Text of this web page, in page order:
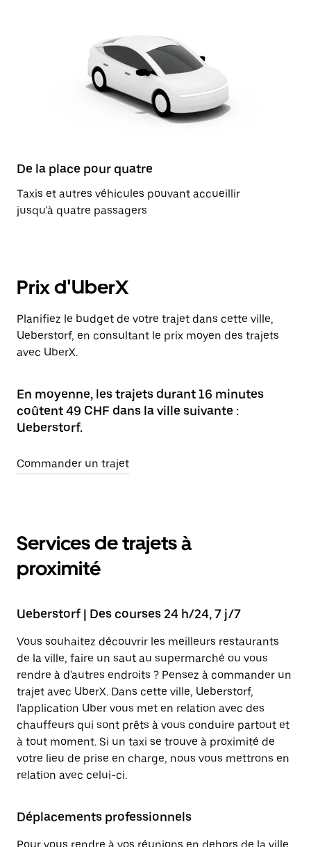
De la place pour quatre
Taxis et autres véhicules pouvant accueillir
jusqu'à quatre passagers
Prix d'UberX
Planifiez le budget de votre trajet dans cette ville,
Ueberstorf, en consultant le prix moyen des trajets
avec UberX.
En moyenne, les trajets durant 16 minutes
coûtent 49 CHF dans la ville suivante :
Ueberstorf.
Commander un trajet
Services de trajets à
proximité
Ueberstorf | Des courses 24 h/24, 7 j/7
Vous souhaitez découvrir les meilleurs restaurants
de la ville, faire un saut au supermarché ou vous
rendre à d'autres endroits ? Pensez à commander un
trajet avec UberX. Dans cette ville, Ueberstorf,
l'application Uber vous met en relation avec des
chauffeurs qui sont prêts à vous conduire partout et
à tout moment. Si un taxi se trouve à proximité de
votre lieu de prise en charge, nous vous mettrons en
relation avec celui-ci.
Déplacements professionnels